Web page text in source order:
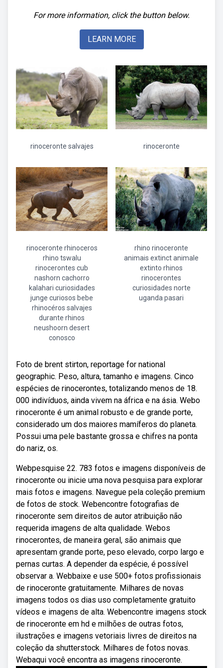
For more information, click the button below.
LEARN MORE
rinoceronte salvajes rinoceronte
rinoceronte rhinoceros
rhino tswalu
rinocerontes cub
nashorn cachorro
kalahari curiosidades
junge curiosos bebe
rhinocéros salvajes
durante rhinos
neushoorn desert
conosco
rhino rinoceronte
animais extinct animale
extinto rhinos
rinocerontes
curiosidades norte
uganda pasari
Foto de brent stirton, reportage for national
geographic. Peso, altura, tamanho e imagens. Cinco
espécies de rinocerontes, totalizando menos de 18.
000 indivíduos, ainda vivem na áfrica e na ásia. Webo
rinoceronte é um animal robusto e de grande porte,
considerado um dos maiores mamíferos do planeta.
Possui uma pele bastante grossa e chifres na ponta
do nariz, os.
Webpesquise 22. 783 fotos e imagens disponíveis de
rinoceronte ou inicie uma nova pesquisa para explorar
mais fotos e imagens. Navegue pela coleção premium
de fotos de stock. Webencontre fotografias de
rinoceronte sem direitos de autor atribuição não
requerida imagens de alta qualidade. Webos
rinocerontes, de maneira geral, são animais que
apresentam grande porte, peso elevado, corpo largo e
pernas curtas. A depender da espécie, é possível
observar a. Webbaixe e use 500+ fotos profissionais
de rinoceronte gratuitamente. Milhares de novas
imagens todos os dias uso completamente gratuito
vídeos e imagens de alta. Webencontre imagens stock
de rinoceronte em hd e milhões de outras fotos,
ilustrações e imagens vetoriais livres de direitos na
coleção da shutterstock. Milhares de fotos novas.
Webaqui você encontra as imagens rinoceronte.